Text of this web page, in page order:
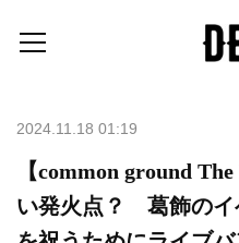
2024.11.18 01:19
【common ground
い発火点？ 葛飾のイ